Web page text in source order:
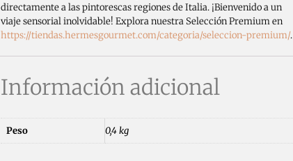
directamente a las pintorescas regiones de Italia. ¡Bienvenido a un
viaje sensorial inolvidable! Explora nuestra Selección Premium en
https://tiendas.hermesgourmet.com/categoria/seleccion-premium/.
Información adicional
Peso 0,4 kg